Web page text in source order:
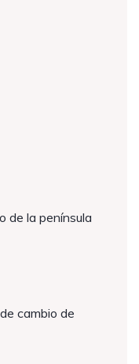
de la península
cambio de